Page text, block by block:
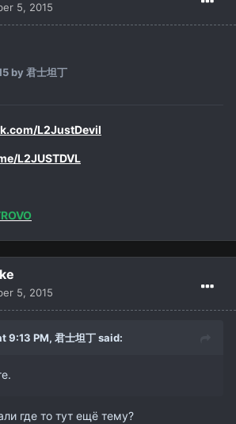
5, 2015
by 君士坦丁
L2JustDevil
L2JUSTDVL
5, 2015
9:13 PM, 君士坦丁said:
где то тут ещё тему?